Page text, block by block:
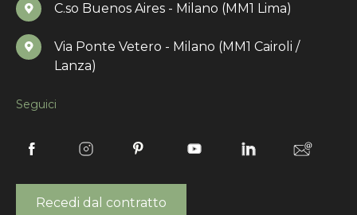
C.so Buenos Aires - Milano (MM1 Lima)
Via Ponte Vetero - Milano (MM1 Cairoli /
Lanza)
Seguici
Recedi dal contratto